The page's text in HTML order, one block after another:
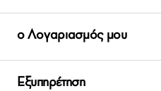
ο Λογαριασμός μου
Εξυπηρέτηση